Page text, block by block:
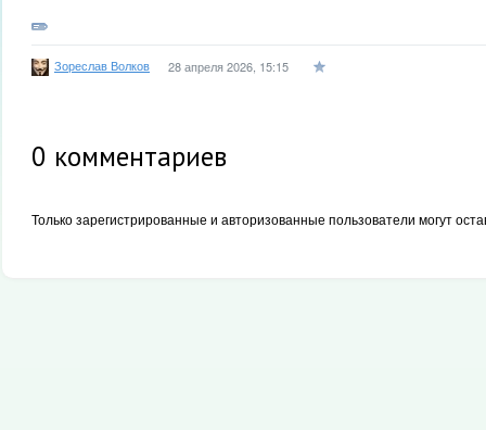
Зореслав Волков 28 апреля 2026, 15:15
0 комментариев
Только зарегистрированные и авторизованные пользователи могут